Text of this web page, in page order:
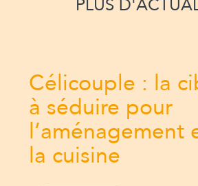
PLUS
Célicouple : la
à séduire pour
l’aménagement
la cuisine